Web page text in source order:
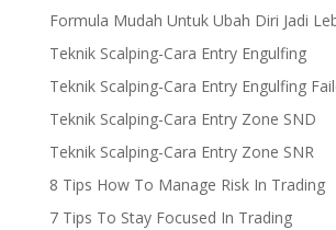
Formula Mudah Untuk Ubah Diri Jadi
Teknik Scalping-Cara Entry Engulfing
Teknik Scalping-Cara Entry Engulfing
Teknik Scalping-Cara Entry Zone SND
Teknik Scalping-Cara Entry Zone SNR
8 Tips How To Manage Risk In Trading
7 Tips To Stay Focused In Trading